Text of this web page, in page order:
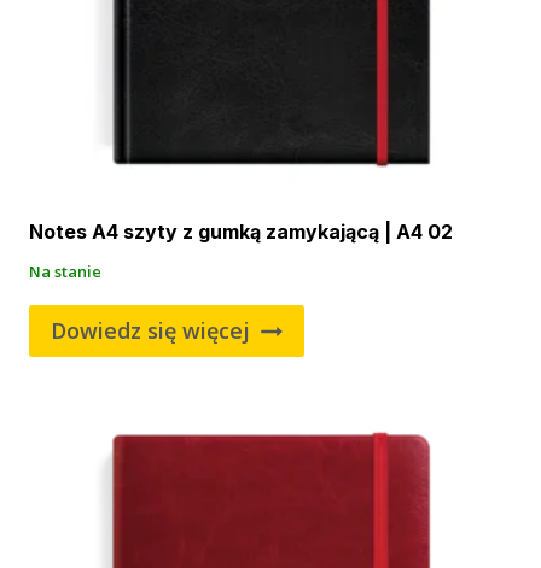
Notes A4 szyty z gumką zamykającą | A4 02
Na stanie
Dowiedz się więcej